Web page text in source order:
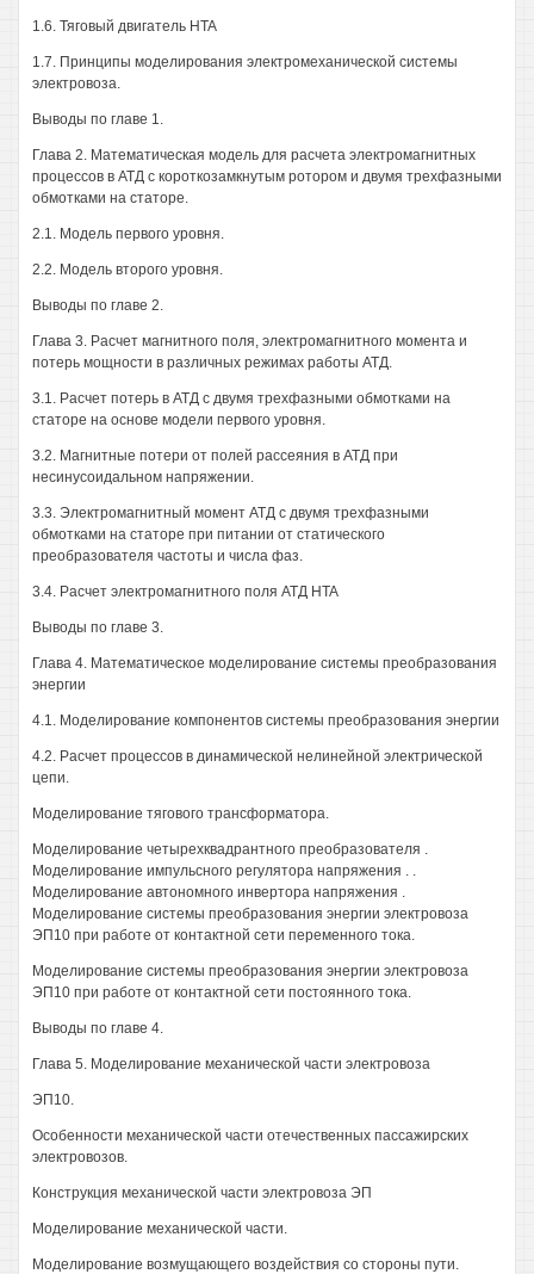
1.6. Тяговый двигатель HTA
1.7. Принципы моделирования электромеханической системы
электровоза.
Выводы по главе 1.
Глава 2. Математическая модель для расчета электромагнитных
процессов в АТД с короткозамкнутым ротором и двумя трехфазными
обмотками на статоре.
2.1. Модель первого уровня.
2.2. Модель второго уровня.
Выводы по главе 2.
Глава 3. Расчет магнитного поля, электромагнитного момента и
потерь мощности в различных режимах работы АТД.
3.1. Расчет потерь в АТД с двумя трехфазными обмотками на
статоре на основе модели первого уровня.
3.2. Магнитные потери от полей рассеяния в АТД при
несинусоидальном напряжении.
3.3. Электромагнитный момент АТД с двумя трехфазными
обмотками на статоре при питании от статического
преобразователя частоты и числа фаз.
3.4. Расчет электромагнитного поля АТД HTA
Выводы по главе 3.
Глава 4. Математическое моделирование системы преобразования
энергии
4.1. Моделирование компонентов системы преобразования энергии
4.2. Расчет процессов в динамической нелинейной электрической
цепи.
Моделирование тягового трансформатора.
Моделирование четырехквадрантного преобразователя .
Моделирование импульсного регулятора напряжения . .
Моделирование автономного инвертора напряжения .
Моделирование системы преобразования энергии электровоза
ЭП10 при работе от контактной сети переменного тока.
Моделирование системы преобразования энергии электровоза
ЭП10 при работе от контактной сети постоянного тока.
Выводы по главе 4.
Глава 5. Моделирование механической части электровоза
ЭП10.
Особенности механической части отечественных пассажирских
электровозов.
Конструкция механической части электровоза ЭП
Моделирование механической части.
Моделирование возмущающего воздействия со стороны пути.